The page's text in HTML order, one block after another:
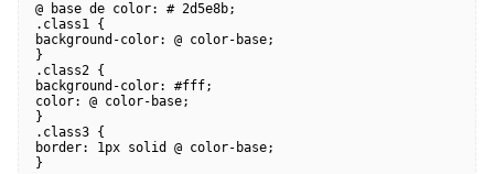
@ base de color: # 2d5e8b;
.class1 {
background-color: @ color-base;
}
.class2 {
background-color: #fff;
color: @ color-base;
}
.class3 {
border: 1px solid @ color-base;
}